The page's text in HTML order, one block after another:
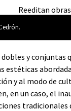
y
estéticas
y al modo de
en un caso, el